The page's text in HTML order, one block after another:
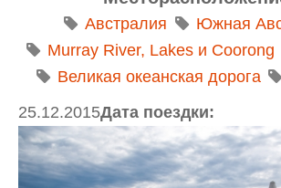
Австралия
Южная
Murray River, Lakes и Coorong
Великая океанская дорога
Дата поездки:
25.12.2015